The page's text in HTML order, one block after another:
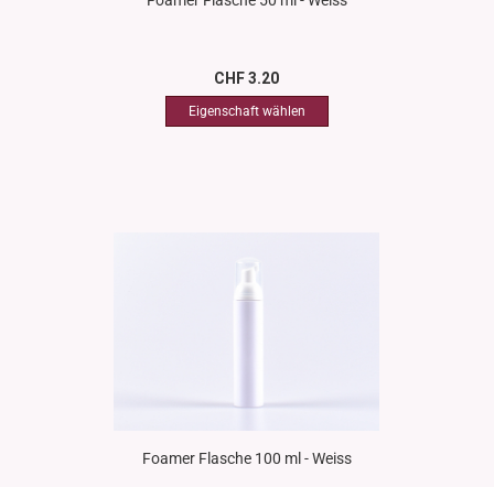
CHF 3.20
Foamer Flasche 100 ml - Weiss